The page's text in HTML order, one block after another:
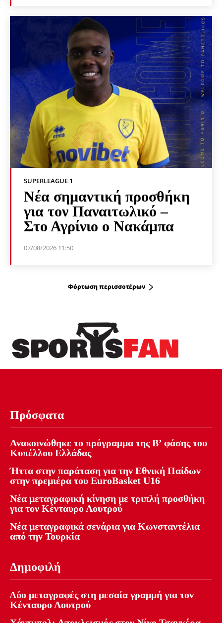
SUPERLEAGUE 1
Νέα σημαντική προσθήκη
για τον Παναιτωλικό –
Στο Αγρίνιο ο Νακάμπα
07/08/2026 11:50
Φόρτωση περισσοτέρων
Πρόσφατα
Ανακοινώθηκε το πρόγραμμα της Β’ φάσης του
Κυπέλλου Ελλάδας
Ήττα στην παράταση για την Εθνική Παίδων
στην πρεμιέρα του EuroBasket U16
Νέα μεταγραφική κίνηση με τριπλή προσθήκη
για τον Κένταυρο Λουτρού
Νέα μεταγραφικά σενάρια για Κωνσταντέλια
από την Τουρκία
Δημοφιλή
Δύο μεταγραφές στη μεσαία γραμμή για τον
Κένταυρο Λουτρού